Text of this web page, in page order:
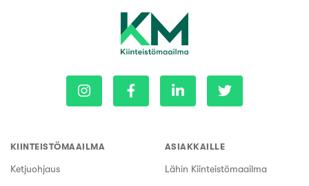
KIINTEISTÖMAAILMA
Ketjuohjaus
ASIAKKAILLE
Lähin Kiinteistömaailma